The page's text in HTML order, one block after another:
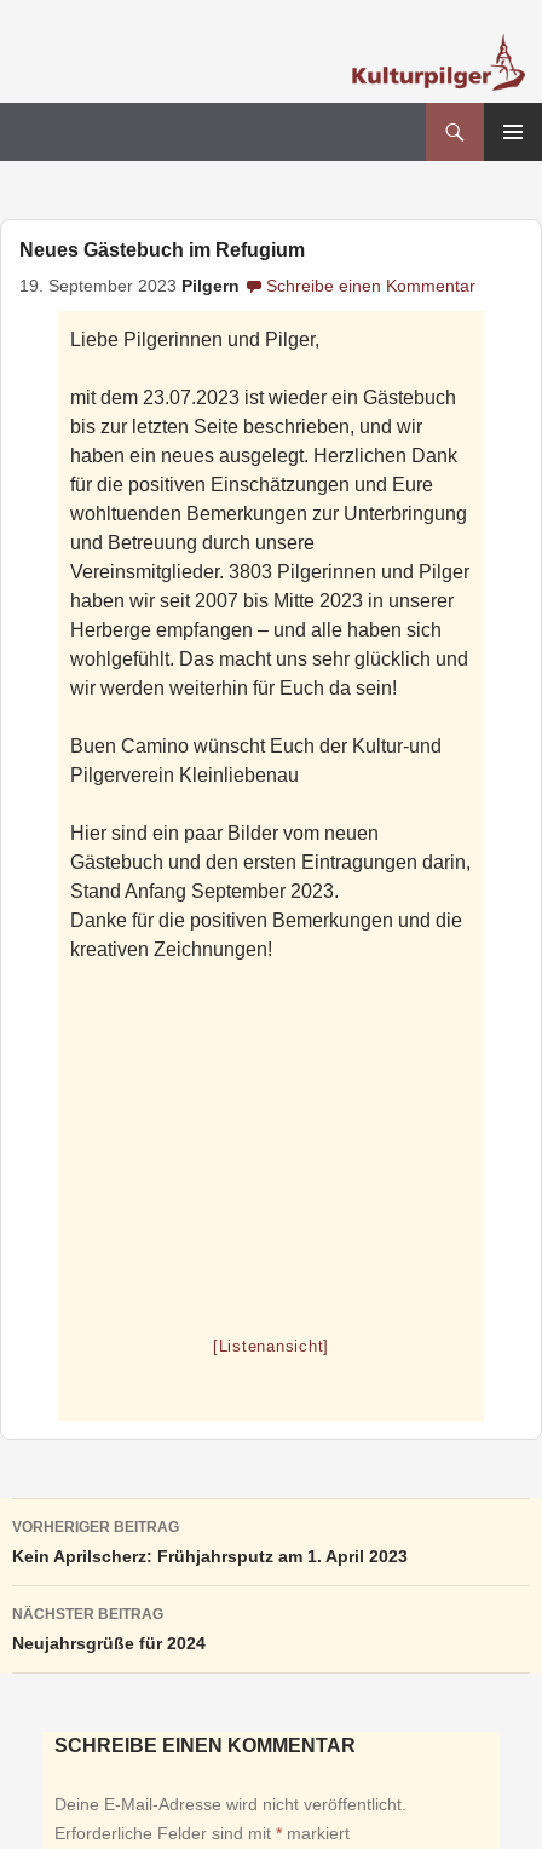
Kultur- und Pilgerverein Kleinliebenau e.V.
Neues Gästebuch im Refugium
19. September 2023 Pilgern Schreibe einen Kommentar
Liebe Pilgerinnen und Pilger,
mit dem 23.07.2023 ist wieder ein Gästebuch
bis zur letzten Seite beschrieben, und wir
haben ein neues ausgelegt. Herzlichen Dank
für die positiven Einschätzungen und Eure
wohltuenden Bemerkungen zur Unterbringung
und Betreuung durch unsere
Vereinsmitglieder. 3803 Pilgerinnen und Pilger
haben wir seit 2007 bis Mitte 2023 in unserer
Herberge empfangen – und alle haben sich
wohlgefühlt. Das macht uns sehr glücklich und
wir werden weiterhin für Euch da sein!
Buen Camino wünscht Euch der Kultur-und
Pilgerverein Kleinliebenau
Hier sind ein paar Bilder vom neuen
Gästebuch und den ersten Eintragungen darin,
Stand Anfang September 2023.
Danke für die positiven Bemerkungen und die
kreativen Zeichnungen!
[Listenansicht]
Beitragsnavigation
VORHERIGER BEITRAG
Kein Aprilscherz: Frühjahrsputz am 1. April 2023
NÄCHSTER BEITRAG
Neujahrsgrüße für 2024
SCHREIBE EINEN KOMMENTAR
Deine E-Mail-Adresse wird nicht veröffentlicht.
Erforderliche Felder sind mit *markiert